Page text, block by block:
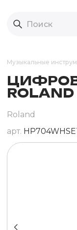
Музыкальные
Roland
арт.